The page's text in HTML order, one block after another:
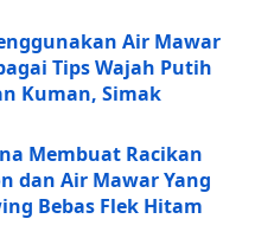
Air Mawar
Tips Wajah Putih
Kuman, Simak
Membuat Racikan
dan Air Mawar Yang
Bebas Flek Hitam